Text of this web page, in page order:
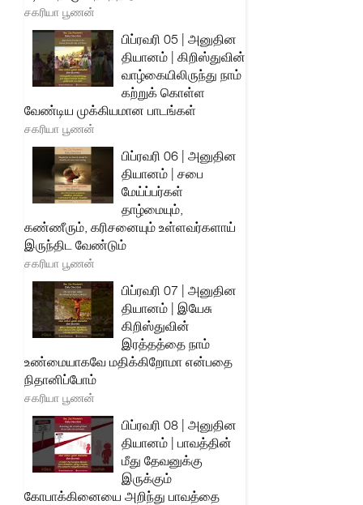
சகரியா பூணன்
பிப்ரவரி 05 | அனுதின
தியானம் | கிறிஸ்துவின்
வாழ்கையிலிருந்து நாம்
கற்றுக் கொள்ள
வேண்டிய முக்கியமான பாடங்கள்
சகரியா பூணன்
பிப்ரவரி 06 | அனுதின
தியானம் | சபை
மேய்ப்பர்கள்
தாழ்மையும்,
கண்ணீரும், கரிசனையும் உள்ளவர்களாய்
இருந்திட வேண்டும்
சகரியா பூணன்
பிப்ரவரி 07 | அனுதின
தியானம் | இயேசு
கிறிஸ்துவின்
இரத்தத்தை நாம்
உண்மையாகவே மதிக்கிறோமா என்பதை
நிதானிப்போம்
சகரியா பூணன்
பிப்ரவரி 08 | அனுதின
தியானம் | பாவத்தின்
மீது தேவனுக்கு
இருக்கும்
கோபாக்கினையை அறிந்து பாவத்தை